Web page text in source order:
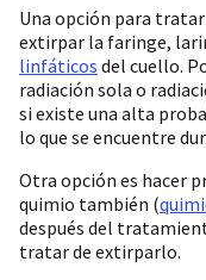
Una opción para
extirpar la faringe,
linfáticos del cuello.
radiación sola o
si existe una alta
lo que se encuentre
Otra opción es hacer
quimio también (
después del
tratar de extirparlo.